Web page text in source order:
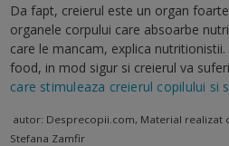
Da fapt, creierul este un organ
organele corpului care absoarbe
care le mancam, explica
food, in mod sigur si creierul va
care stimuleaza creierul copilului si
autor: Desprecopii.com, Material realizat
Stefana Zamfir